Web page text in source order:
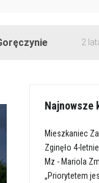
2 lata temu
Najnowsze
Mieszkaniec
Zginęło 4-
Mz - Mariola
„Priorytetem